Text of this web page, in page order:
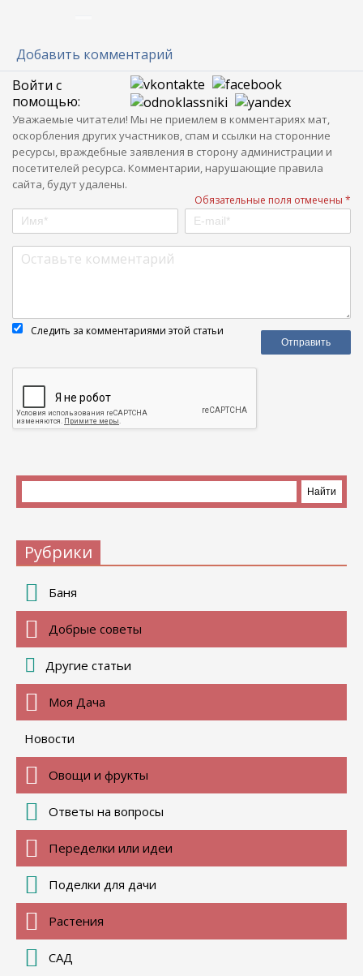
Добавить комментарий
Войти с
помощью:
Уважаемые читатели! Мы не приемлем в комментариях мат,
оскорбления других участников, спам и ссылки на сторонние
ресурсы, враждебные заявления в сторону администрации и
посетителей ресурса. Комментарии, нарушающие правила
сайта, будут удалены.
Обязательные поля отмечены *
Следить за комментариями этой статьи
Рубрики
Баня
Добрые советы
Другие статьи
Моя Дача
Новости
Овощи и фрукты
Ответы на вопросы
Переделки или идеи
Поделки для дачи
Растения
САД